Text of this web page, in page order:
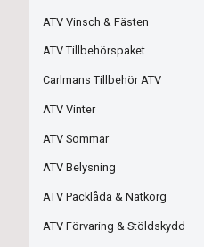
ATV Vinsch & Fästen
ATV Tillbehörspaket
Carlmans Tillbehör ATV
ATV Vinter
ATV Sommar
ATV Belysning
ATV Packlåda & Nätkorg
ATV Förvaring & Stöldskydd